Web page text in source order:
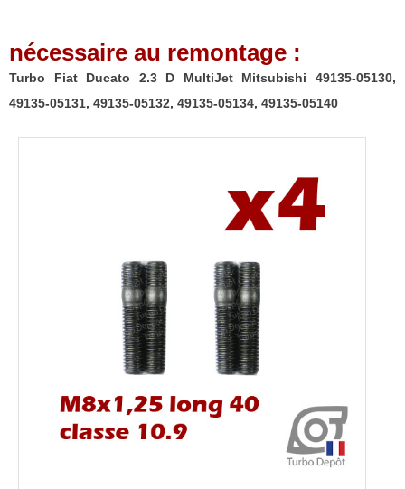
49135-
05130,
49135-
nécessaire au remontage :
Turbo Fiat Ducato 2.3 D MultiJet Mitsubishi 49135-05130,
49135-05131, 49135-05132, 49135-05134, 49135-05140